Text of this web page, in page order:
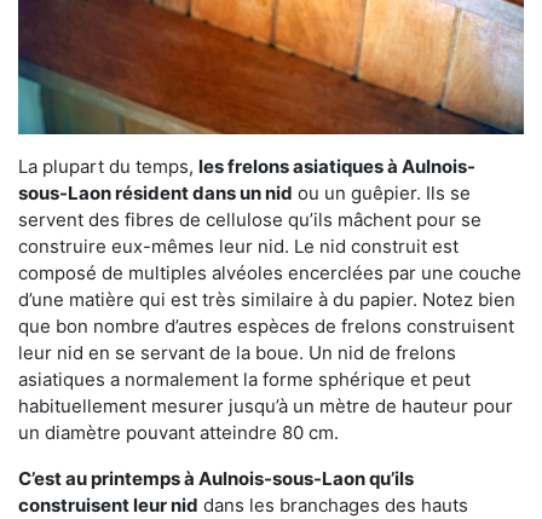
La plupart du temps, les frelons asiatiques à Aulnois-
sous-Laon résident dans un nid ou un guêpier. Ils se
servent des fibres de cellulose qu’ils mâchent pour se
construire eux-mêmes leur nid. Le nid construit est
composé de multiples alvéoles encerclées par une couche
d’une matière qui est très similaire à du papier. Notez bien
que bon nombre d’autres espèces de frelons construisent
leur nid en se servant de la boue. Un nid de frelons
asiatiques a normalement la forme sphérique et peut
habituellement mesurer jusqu’à un mètre de hauteur pour
un diamètre pouvant atteindre 80 cm.
C’est au printemps à Aulnois-sous-Laon qu’ils
construisent leur nid dans les branchages des hauts